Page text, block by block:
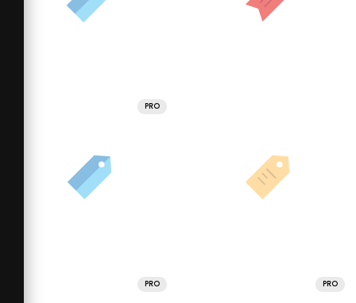
PRO
PRO PRO